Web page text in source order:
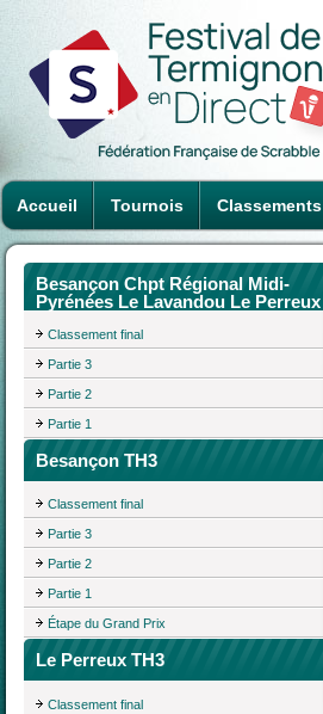
Accueil Tournois Classements
Besançon Chpt Régional Midi-
Pyrénées Le Lavandou Le Perreux
Classement final
Partie 3
Partie 2
Partie 1
Besançon TH3
Classement final
Partie 3
Partie 2
Partie 1
Étape du Grand Prix
Le Perreux TH3
Classement final